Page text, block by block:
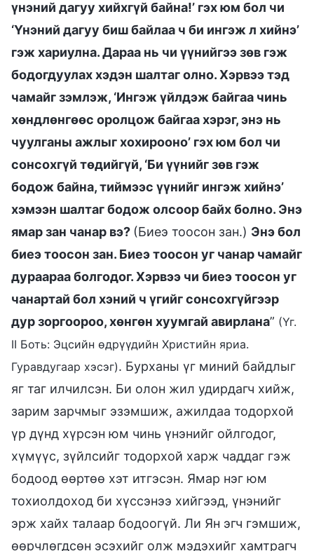
үнэний дагуу хийхгүй байна!’ гэх юм бол чи
‘Үнэний дагуу биш байлаа ч би ингэж л хийнэ’
гэж хариулна. Дараа нь чи үүнийгээ зөв гэж
бодогдуулах хэдэн шалтаг олно. Хэрвээ тэд
чамайг зэмлэж, ‘Ингэж үйлдэж байгаа чинь
хөндлөнгөөс оролцож байгаа хэрэг, энэ нь
чуулганы ажлыг хохирооно’ гэх юм бол чи
сонсохгүй төдийгүй, ‘Би үүнийг зөв гэж
бодож байна, тиймээс үүнийг ингэж хийнэ’
хэмээн шалтаг бодож олсоор байх болно. Энэ
ямар зан чанар вэ? (Биеэ тоосон зан.) Энэ бол
биеэ тоосон зан. Биеэ тоосон уг чанар чамайг
дураараа болгодог. Хэрвээ чи биеэ тоосон уг
чанартай бол хэний ч үгийг сонсохгүйгээр
дур зоргоороо, хөнгөн хуумгай авирлана” (Үг.
II Боть: Эцсийн өдрүүдийн Христийн яриа.
Гуравдугаар хэсэг). Бурханы үг миний байдлыг
яг таг илчилсэн. Би олон жил удирдагч хийж,
зарим зарчмыг эзэмшиж, ажилдаа тодорхой
үр дүнд хүрсэн юм чинь үнэнийг ойлгодог,
хүмүүс, зүйлсийг тодорхой харж чаддаг гэж
бодоод өөртөө хэт итгэсэн. Ямар нэг юм
тохиолдоход би хүссэнээ хийгээд, үнэнийг
эрж хайх талаар бодоогүй. Ли Ян эгч гэмшиж,
өөрчлөгдсөн эсэхийг олж мэдэхийг хамтрагч